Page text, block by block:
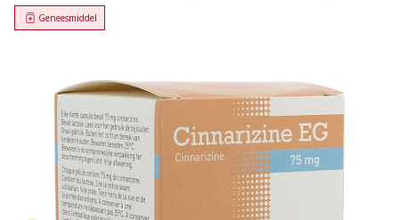
Geneesmiddel